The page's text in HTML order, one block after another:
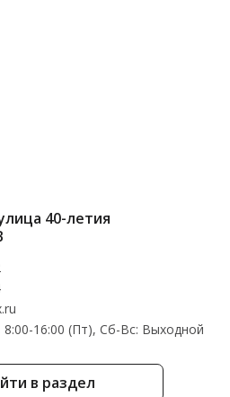
в раздел
40-летия
16:00 (Пт), Cб-Вс: Выходной